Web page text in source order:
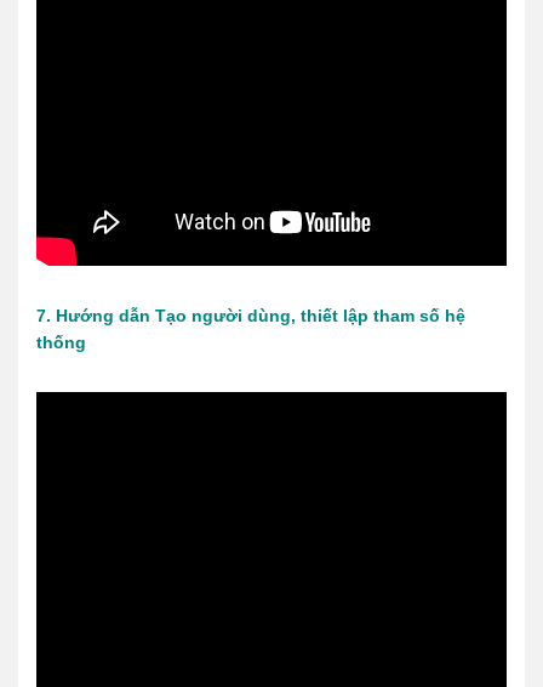
7. Hướng dẫn Tạo người dùng, thiết lập tham số hệ
thống